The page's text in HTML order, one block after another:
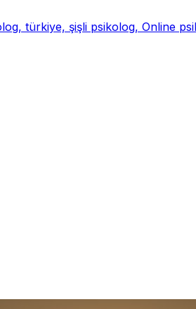
türkiye, şişli psikolog, Online